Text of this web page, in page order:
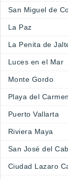
San Miguel de
La Paz
La Penita de
Luces en el Mar
Monte Gordo
Playa del Carmen
Puerto Vallarta
Riviera Maya
San José del
Ciudad Lazaro